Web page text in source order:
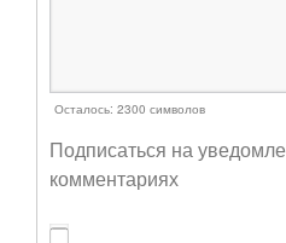
Осталось: 2300 символов
Подписаться на
комментариях